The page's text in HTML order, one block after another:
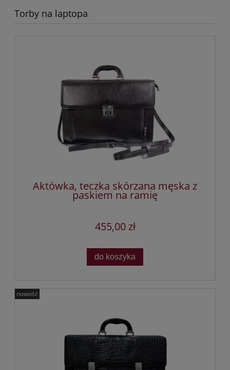
Torby na laptopa
Aktówka, teczka skórzana męska z
paskiem na ramię
455,00 zł
do koszyka
nowość